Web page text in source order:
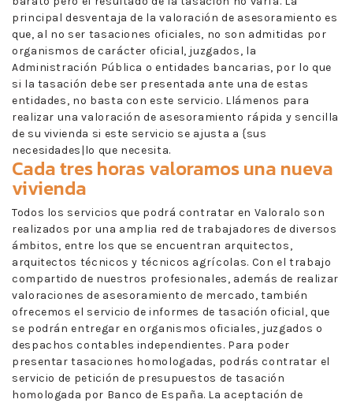
principal desventaja de la valoración de asesoramiento es
que, al no ser tasaciones oficiales, no son admitidas por
organismos de carácter oficial, juzgados, la
Administración Pública o entidades bancarias, por lo que
si la tasación debe ser presentada ante una de estas
entidades, no basta con este servicio. Llámenos para
realizar una valoración de asesoramiento rápida y sencilla
de su vivienda si este servicio se ajusta a {sus
necesidades|lo que necesita.
Cada tres horas valoramos una nueva
vivienda
Todos los servicios que podrá contratar en Valoralo son
realizados por una amplia red de trabajadores de diversos
ámbitos, entre los que se encuentran arquitectos,
arquitectos técnicos y técnicos agrícolas. Con el trabajo
compartido de nuestros profesionales, además de realizar
valoraciones de asesoramiento de mercado, también
ofrecemos el servicio de informes de tasación oficial, que
se podrán entregar en organismos oficiales, juzgados o
despachos contables independientes. Para poder
presentar tasaciones homologadas, podrás contratar el
servicio de petición de presupuestos de tasación
homologada por Banco de España. La aceptación de